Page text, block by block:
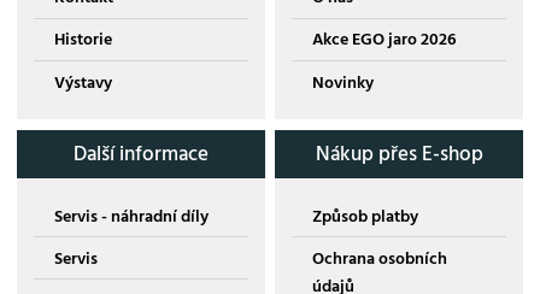
Historie
Výstavy
Akce EGO jaro 2026
Novinky
Další informace
Servis - náhradní díly
Servis
Nákup přes E-shop
Způsob platby
Ochrana osobních
údajů